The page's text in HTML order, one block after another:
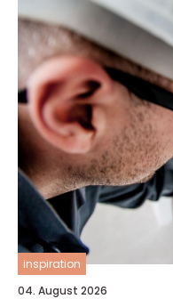
inspiration
04. August 2026